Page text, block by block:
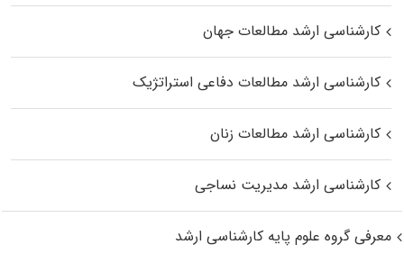
کارشناسی ارشد مطالعات جهان
کارشناسی ارشد مطالعات دفاعی استراتژیک
کارشناسی ارشد مطالعات زنان
کارشناسی ارشد مدیریت نساجی
معرفی گروه علوم پایه کارشناسی ارشد